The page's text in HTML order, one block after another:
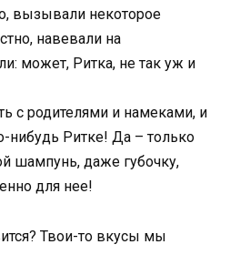
вызывали некоторое
навевали на
может, Ритка, не так уж и
с родителями и намеками, и
нибудь Ритке! Да – только
шампунь, даже губочку,
для нее!
Твои-то вкусы мы